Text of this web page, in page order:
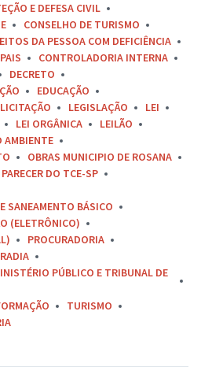
E DEFESA CIVIL
CONSELHO DE TURISMO
DA PESSOA COM DEFICIÊNCIA
CONTROLADORIA INTERNA
DECRETO
EDUCAÇÃO
LEGISLAÇÃO
LEI
LEI ORGÂNICA
LEILÃO
AMBIENTE
OBRAS MUNICIPIO DE ROSANA
PARECER DO TCE-SP
SANEAMENTO BÁSICO
(ELETRÔNICO)
PROCURADORIA
PÚBLICO E TRIBUNAL DE
TURISMO